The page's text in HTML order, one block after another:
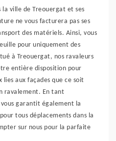
la ville de Treouergat et ses
ne vous facturera pas ses
des matériels. Ainsi, vous
pour uniquement des
à Treouergat, nos ravaleurs
entière disposition pour
aux façades que ce soit
ravalement. En tant
garantit également la
tous déplacements dans la
sur nous pour la parfaite